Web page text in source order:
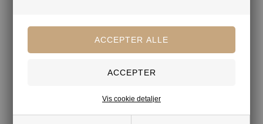
Vis cookie detaljer
Hurtig levering